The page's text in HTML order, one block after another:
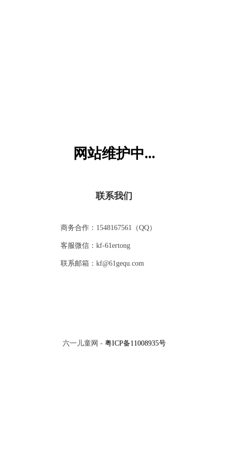
网站维护中...
联系我们
商务合作：1548167561（QQ）
客服微信：kf-61ertong
联系邮箱：kf@61gequ.com
六一儿童网 - 粤ICP备11008935号